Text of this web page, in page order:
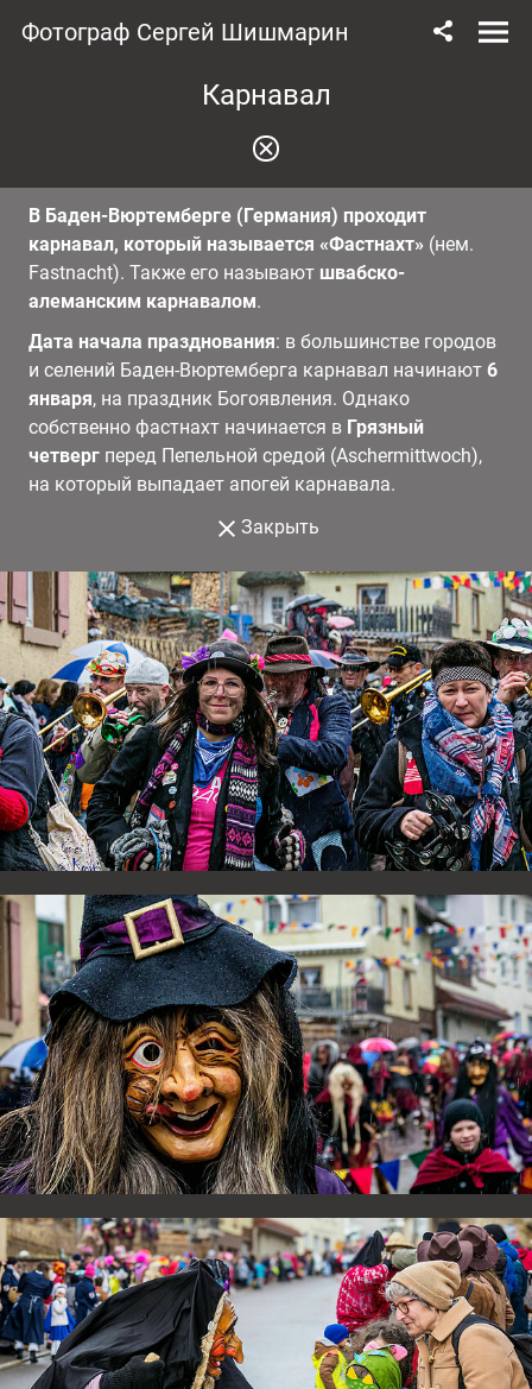
Фотограф Сергей Шишмарин
Карнавал
В Баден-Вюртемберге (Германия) проходит
карнавал, который называется «Фастнахт» (нем.
Fastnacht). Также его называют швабско-
алеманским карнавалом.
Дата начала празднования: в большинстве городов
и селений Баден-Вюртемберга карнавал начинают 6
января, на праздник Богоявления. Однако
собственно фастнахт начинается в Грязный
четверг перед Пепельной средой (Aschermittwoch),
на который выпадает апогей карнавала.
Закрыть